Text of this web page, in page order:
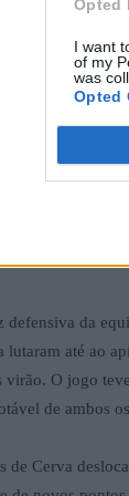
Opted
I want
of my
was
Opted
ainda
Amigos de
27 minutos,
nas
a
Lima marcou
defensiva da
lutaram até ao
virão. O jogo
de ambos
Cerva